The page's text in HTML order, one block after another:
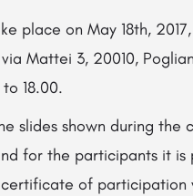
place on May 18th,
Mattei 3, 20010,
18.00.
slides shown during the
for the participants it is
of participation